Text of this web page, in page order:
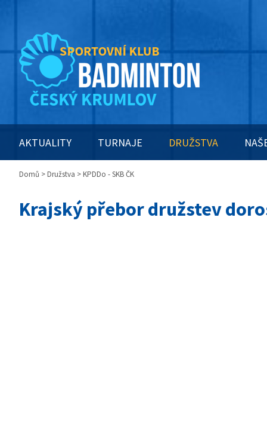
AKTUALITY TURNAJE DRUŽSTVA
Domů > Družstva > KPDDo - SKB ČK
Krajský přebor družstev